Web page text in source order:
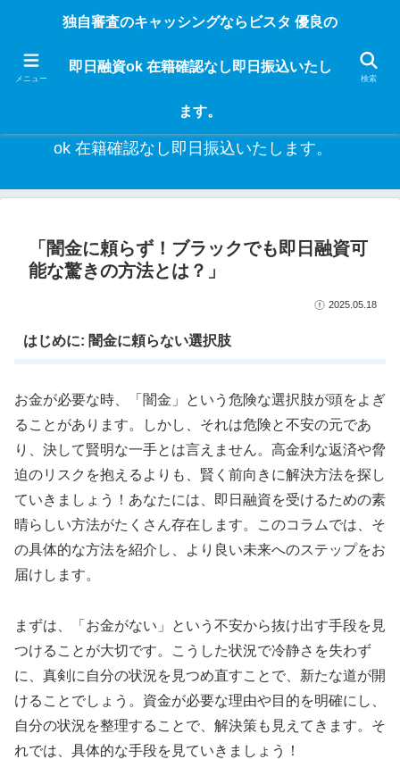
独自審査のフリーローンならビスタなら24時間365日 在籍確認なしで借りれる
な入用があっても安心！融資率97％！仕事をしている人ならブラックでも給料
日返済の１ヶ月融資で借りられるから安心！
独自審査のキャッシングならビスタ 優良の即日融資
ok 在籍確認なし即日振込いたします。
「闇金に頼らず！ブラックでも即日融資可
能な驚きの方法とは？」
2025.05.18
はじめに: 闇金に頼らない選択肢
お金が必要な時、「闇金」という危険な選択肢が頭をよぎ
ることがあります。しかし、それは危険と不安の元であ
り、決して賢明な一手とは言えません。高金利な返済や脅
迫のリスクを抱えるよりも、賢く前向きに解決方法を探し
ていきましょう！あなたには、即日融資を受けるための素
晴らしい方法がたくさん存在します。このコラムでは、そ
の具体的な方法を紹介し、より良い未来へのステップをお
届けします。
まずは、「お金がない」という不安から抜け出す手段を見
つけることが大切です。こうした状況で冷静さを失わず
に、真剣に自分の状況を見つめ直すことで、新たな道が開
けることでしょう。資金が必要な理由や目的を明確にし、
自分の状況を整理することで、解決策も見えてきます。そ
れでは、具体的な手段を見ていきましょう！
メニュー
独自審査のキャッシングならビスタ 優良の
即日融資ok 在籍確認なし即日振込いたし
ます。
検索